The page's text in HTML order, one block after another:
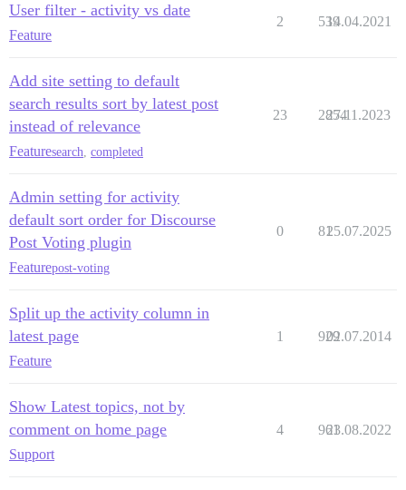
User filter - activity vs date
Feature
2 539
14.04.2021
Add site setting to default
search results sort by latest post
instead of relevance
Featuresearch completed
23 2854
27.11.2023
Admin setting for activity
default sort order for Discourse
Post Voting plugin
Featurepost-voting
0 8125.07.2025
Split up the activity column in
latest page
Feature
1 929
02.07.2014
Show Latest topics, not by
comment on home page
Support
4 961
23.08.2022